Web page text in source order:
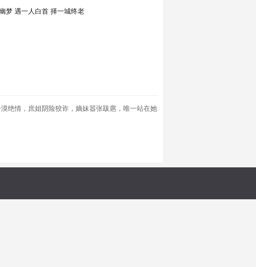
梦 遇一人白首 择一城终老
绝情，庶姐阴险狡诈，嫡妹嚣张跋扈，唯一站在她